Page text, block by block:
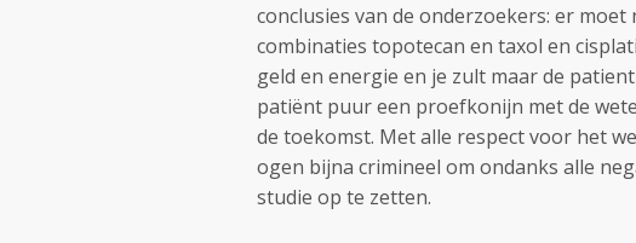
conclusies van de onderzoekers: er
combinaties topotecan en taxol en
geld en energie en je zult maar de
patiënt puur een proefkonijn met de
de toekomst. Met alle respect voor het
ogen bijna crimineel om ondanks alle
studie op te zetten.